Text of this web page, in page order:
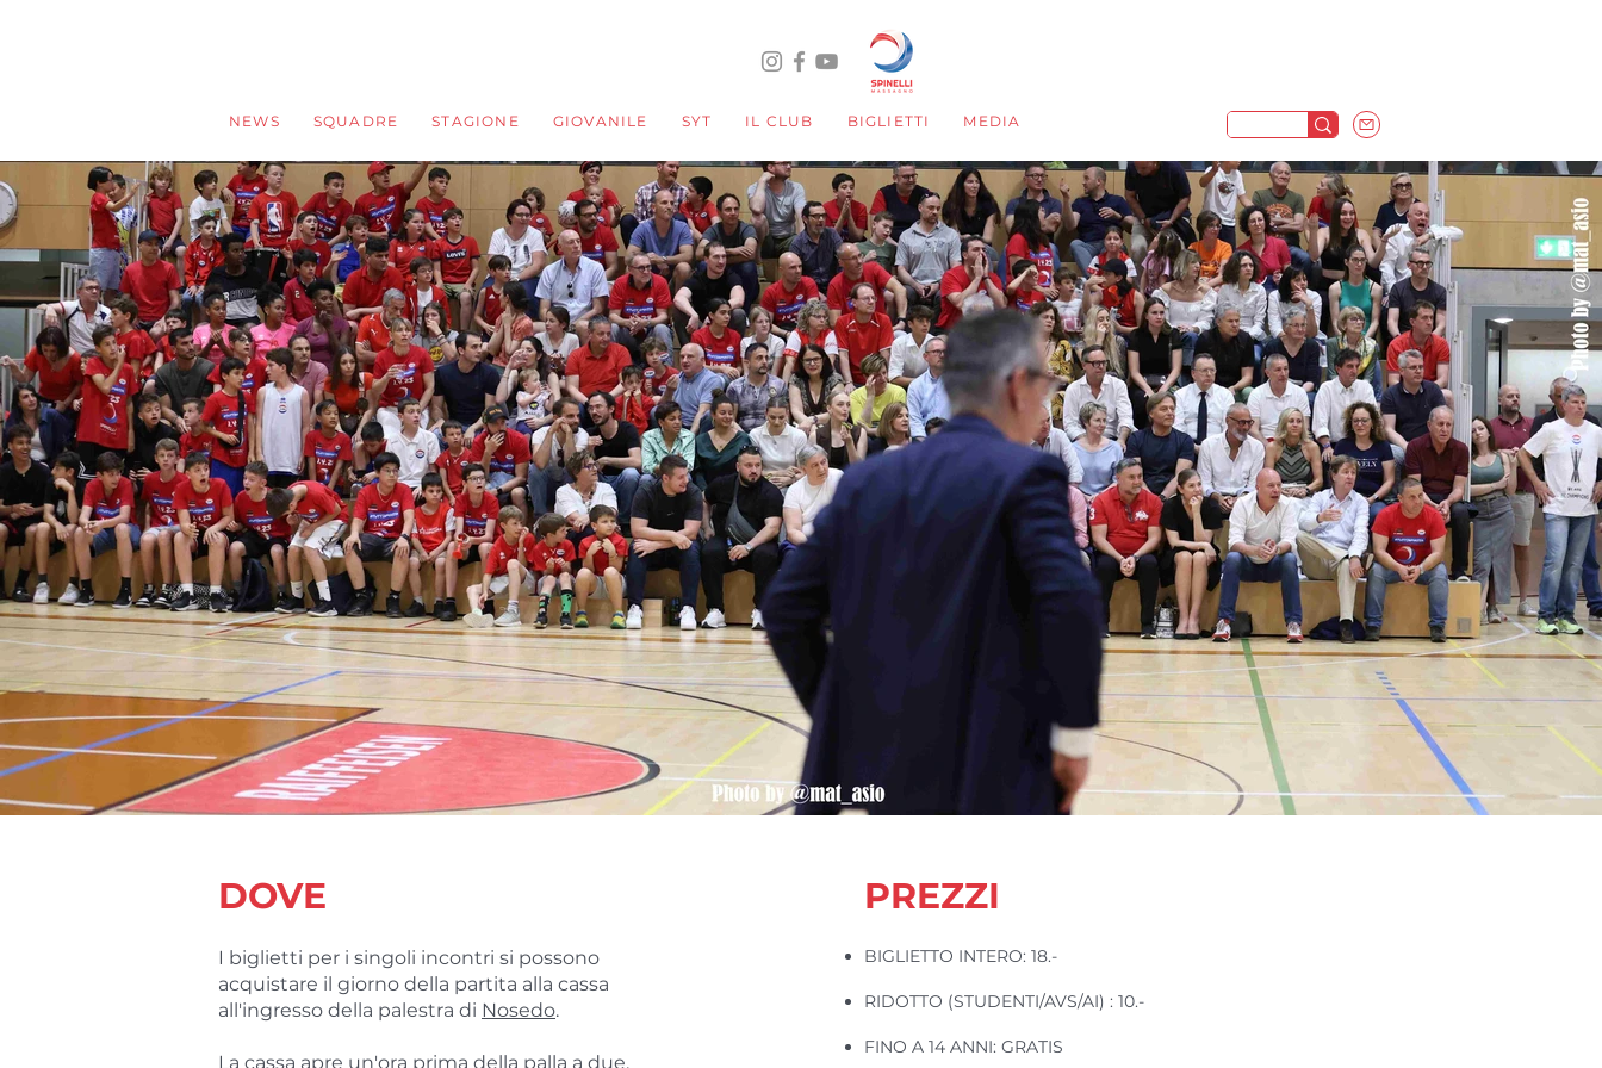
NEWS SQUADRE STAGIONE GIOVANILE SYT IL CLUB BIGLIETTI MEDIA
DOVE
I biglietti per i singoli incontri si possono
acquistare il giorno della partita alla cassa
all'ingresso della palestra di Nosedo.
La cassa apre un'ora prima della palla a due.
PREZZI
BIGLIETTO INTERO: 18.-
RIDOTTO (STUDENTI/AVS/AI) : 10.-
FINO A 14 ANNI: GRATIS